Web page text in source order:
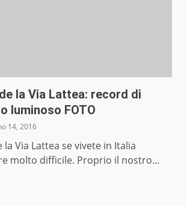
la Via Lattea: record di
luminoso FOTO
14, 2016
la Via Lattea se vivete in Italia
molto difficile. Proprio il nostro...